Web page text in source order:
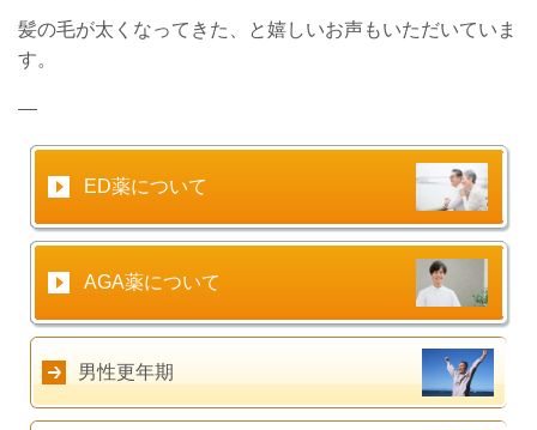
髪の毛が太くなってきた、と嬉しいお声もいただいていま
す。
ED薬について
AGA薬について
男性更年期